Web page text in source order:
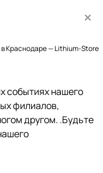
Краснодаре — Lithium-Store
событиях нашего
филиалов,
другом. .Будьте